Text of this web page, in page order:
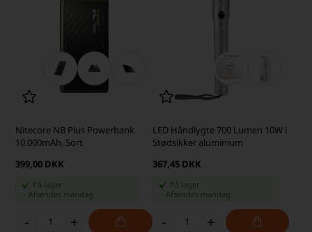
Nitecore NB Plus Powerbank
10.000mAh, Sort
399,00 DKK
På lager
Afsendes mandag
- +
LED Håndlygte 700 Lumen 10W i
Stødsikker aluminium
367,45 DKK
På lager
Afsendes mandag
- +